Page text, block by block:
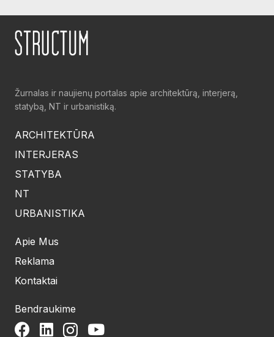
Žurnalas ir naujienų portalas apie architektūrą, interjerą,
statybą, NT ir urbanistiką.
ARCHITEKTŪRA
INTERJERAS
STATYBA
NT
URBANISTIKA
Apie Mus
Reklama
Kontaktai
Bendraukime